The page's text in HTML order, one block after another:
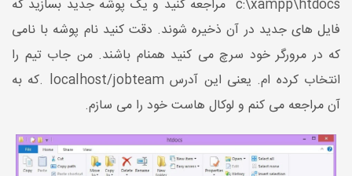
c:\xampp\htdocs مراجعه کنید و یک پوشه جدید بسازید که
فایل های جدید در آن ذخیره شوند. دقت کنید نام پوشه با نامی
که در مرورگر خود سرچ می کنید همنام باشند. من جاب تیم را
انتخاب کرده ام. یعنی این آدرس localhost/jobteam .که به
آن مراجعه می کنم و لوکال هاست خود را می سازم.